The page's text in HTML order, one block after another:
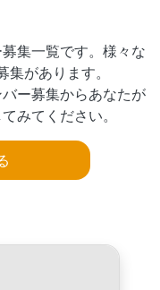
集一覧です。様々な
があります。
ー募集からあなたが
みてください。